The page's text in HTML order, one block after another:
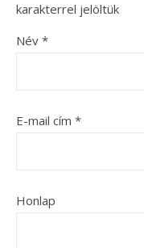
karakterrel jelöltük
Név *
E-mail cím *
Honlap